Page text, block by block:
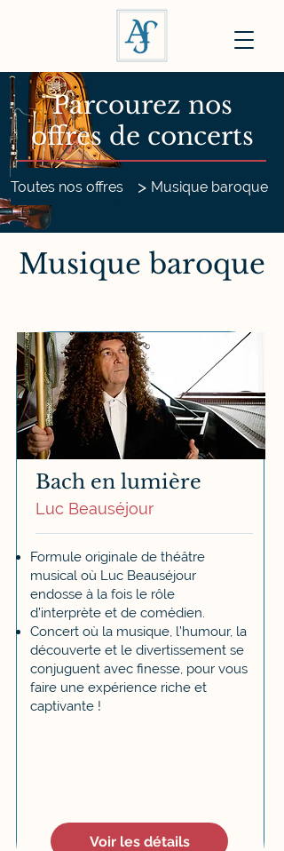
Parcourez nos
offres de concerts
Toutes nos offres > Musique baroque
Musique baroque
Bach en lumière
Luc Beauséjour
Formule originale de théâtre
musical où Luc Beauséjour
endosse à la fois le rôle
d’interprète et de comédien.
Concert où la musique, l’humour, la
découverte et le divertissement se
conjuguent avec finesse, pour vous
faire une expérience riche et
captivante !
Voir les détails